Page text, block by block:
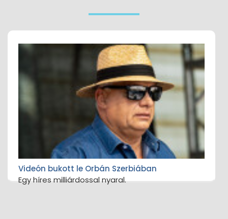
Videón bukott le Orbán Szerbiában
Egy híres milliárdossal nyaral.